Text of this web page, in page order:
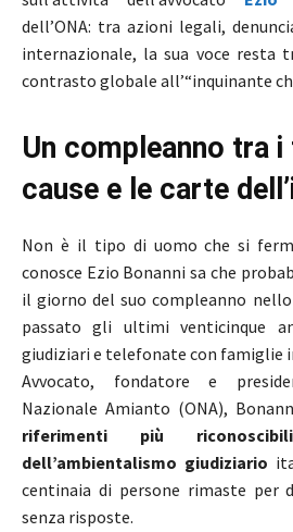
dell’ONA: tra azioni legali,
internazionale, la sua voce resta
contrasto globale all’“inquinante
Un compleanno tra
cause e le carte
Non è il tipo di uomo che si
conosce Ezio Bonanni sa che
il giorno del suo compleanno
passato gli ultimi venticinque
giudiziari e telefonate con famiglie
Avvocato, fondatore e
Nazionale Amianto (ONA),
riferimenti più
dell’ambientalismo giudiziario
centinaia di persone rimaste per
senza risposte.